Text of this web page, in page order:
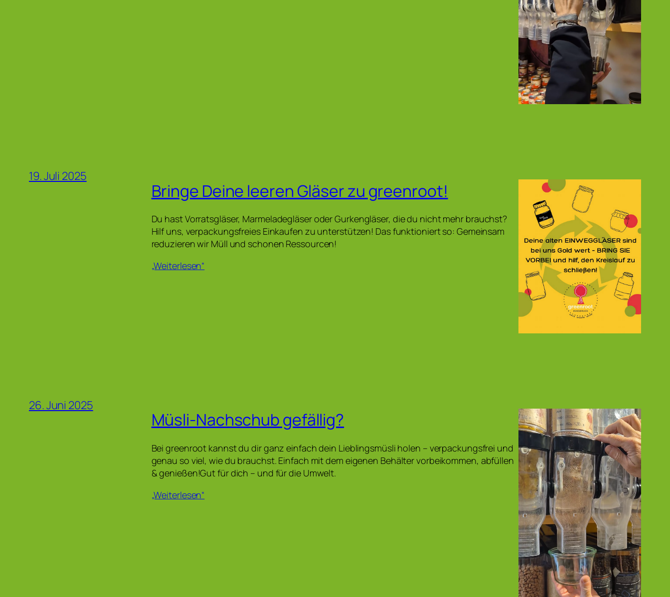
19. Juli 2025
Bringe Deine leeren Gläser zu greenroot!
Du hast Vorratsgläser, Marmeladegläser oder Gurkengläser, die du nicht mehr brauchst?
Hilf uns, verpackungsfreies Einkaufen zu unterstützen! Das funktioniert so: Gemeinsam
reduzieren wir Müll und schonen Ressourcen!
„Weiterlesen“
26. Juni 2025
Müsli-Nachschub gefällig?
Bei greenroot kannst du dir ganz einfach dein Lieblingsmüsli holen – verpackungsfrei und
genau so viel, wie du brauchst. Einfach mit dem eigenen Behälter vorbeikommen, abfüllen
& genießen!Gut für dich – und für die Umwelt.
„Weiterlesen“